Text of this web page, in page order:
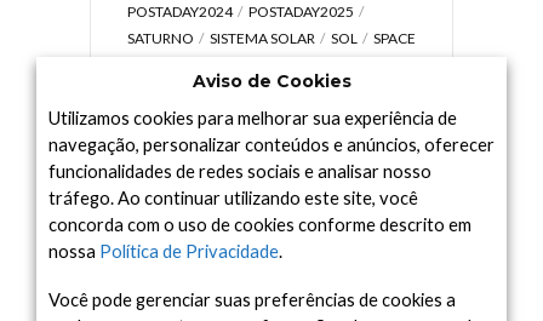
POSTADAY2024
POSTADAY2025
SATURNO
SISTEMA SOLAR SOL
SPACE
UNIVERSO
VÍDEO
Arquivo
Arquivo
Aviso de Cookies
Utilizamos cookies para melhorar sua experiência de
navegação, personalizar conteúdos e anúncios, oferecer
funcionalidades de redes sociais e analisar nosso
tráfego. Ao continuar utilizando este site, você
concorda com o uso de cookies conforme descrito em
nossa Política de Privacidade.
Você pode gerenciar suas preferências de cookies a